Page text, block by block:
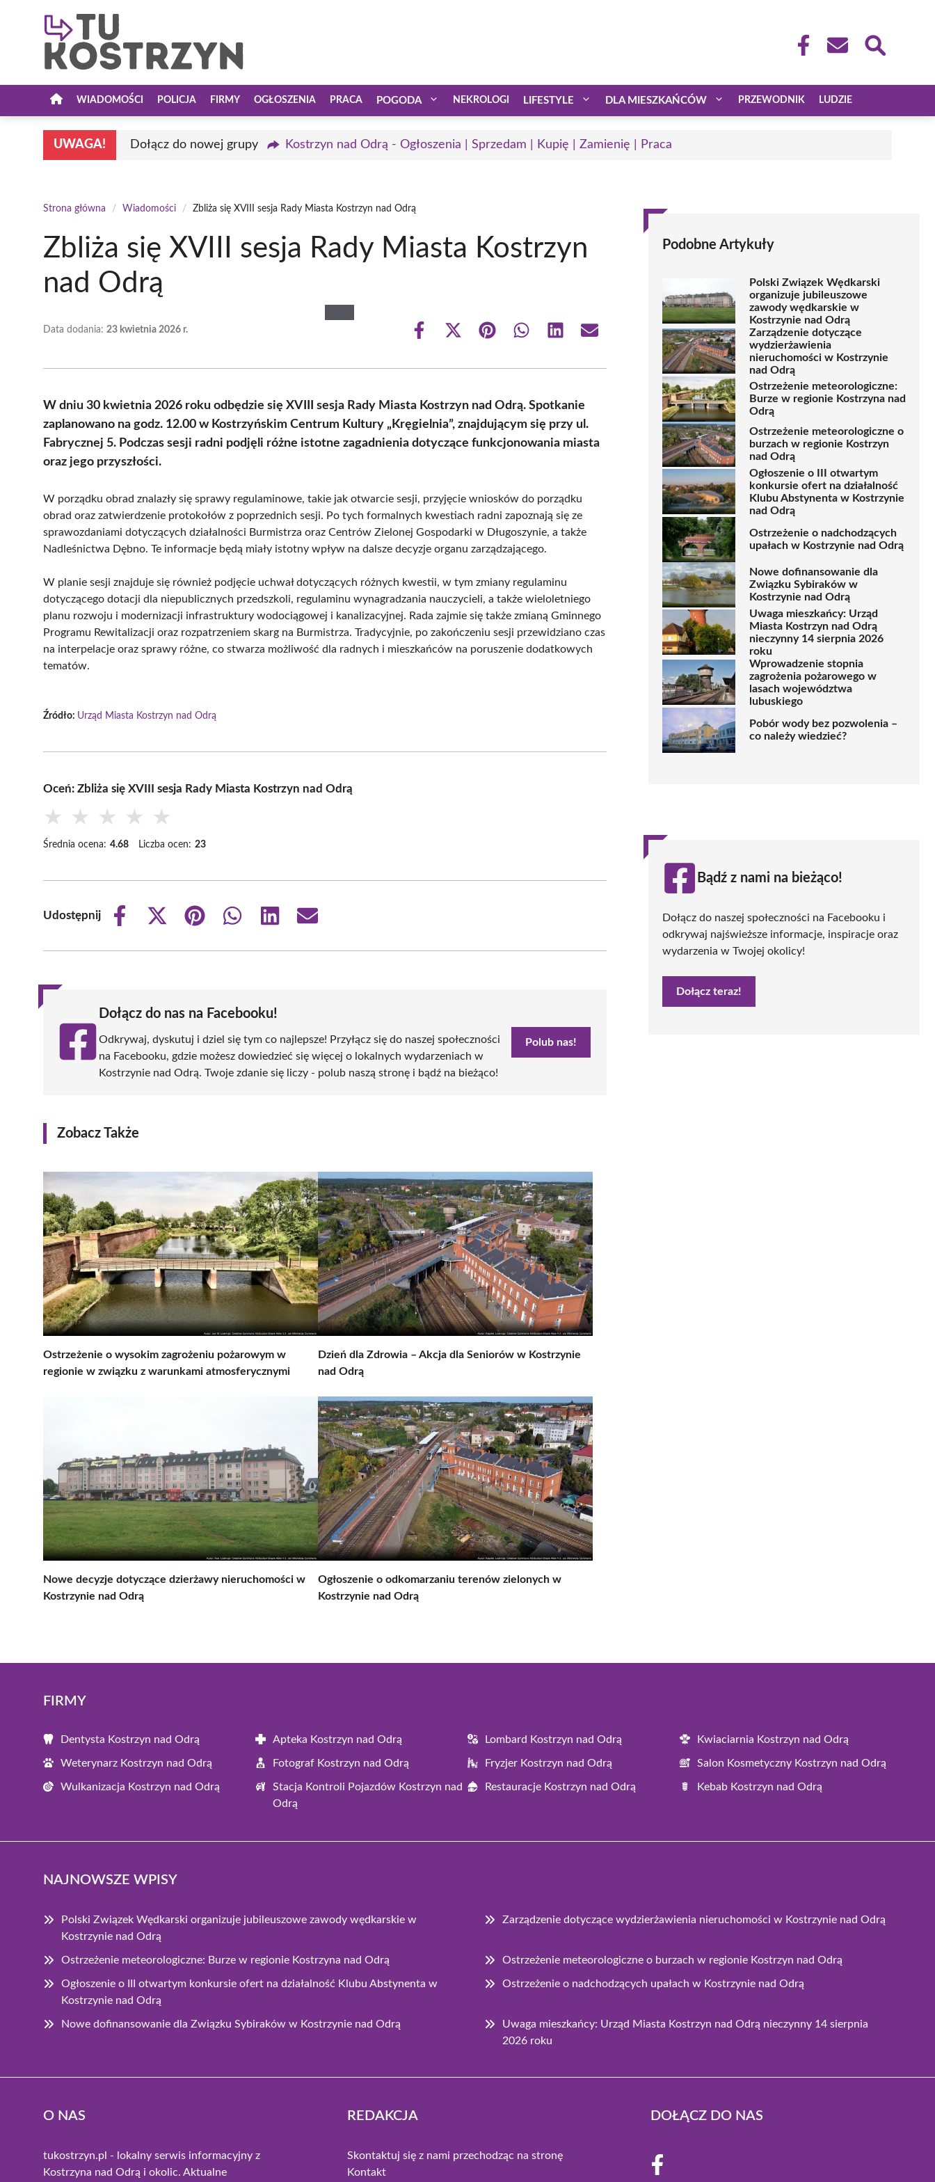
WIADOMOŚCI POLICJA FIRMY OGŁOSZENIA PRACA POGODA NEKROLOGI LIFESTYLE DLA MIESZKAŃCÓW PRZEWODNIK LUDZIE
UWAGA! Dołącz do nowej grupy Kostrzyn nad Odrą - Ogłoszenia | Sprzedam | Kupię | Zamienię | Praca
Strona główna / Wiadomości / Zbliża się XVIII sesja Rady Miasta Kostrzyn nad Odrą
Zbliża się XVIII sesja Rady Miasta Kostrzyn
nad Odrą
Data dodania: 23 kwietnia 2026 r.
Share
Share
(Twitter)
Share Share Share Share
W dniu 30 kwietnia 2026 roku odbędzie się XVIII sesja Rady Miasta Kostrzyn nad Odrą. Spotkanie
zaplanowano na godz. 12.00 w Kostrzyńskim Centrum Kultury „Kręgielnia”, znajdującym się przy ul.
Fabrycznej 5. Podczas sesji radni podjęli różne istotne zagadnienia dotyczące funkcjonowania miasta
oraz jego przyszłości.
W porządku obrad znalazły się sprawy regulaminowe, takie jak otwarcie sesji, przyjęcie wniosków do porządku
obrad oraz zatwierdzenie protokołów z poprzednich sesji. Po tych formalnych kwestiach radni zapoznają się ze
sprawozdaniami dotyczących działalności Burmistrza oraz Centrów Zielonej Gospodarki w Długoszynie, a także
Nadleśnictwa Dębno. Te informacje będą miały istotny wpływ na dalsze decyzje organu zarządzającego.
W planie sesji znajduje się również podjęcie uchwał dotyczących różnych kwestii, w tym zmiany regulaminu
dotyczącego dotacji dla niepublicznych przedszkoli, regulaminu wynagradzania nauczycieli, a także wieloletniego
planu rozwoju i modernizacji infrastruktury wodociągowej i kanalizacyjnej. Rada zajmie się także zmianą Gminnego
Programu Rewitalizacji oraz rozpatrzeniem skarg na Burmistrza. Tradycyjnie, po zakończeniu sesji przewidziano czas
na interpelacje oraz sprawy różne, co stwarza możliwość dla radnych i mieszkańców na poruszenie dodatkowych
tematów.
Źródło: Urząd Miasta Kostrzyn nad Odrą
Oceń: Zbliża się XVIII sesja Rady Miasta Kostrzyn nad Odrą
★ ★ ★ ★ ★
Średnia ocena: 4.68 Liczba ocen: 23
Udostępnij
Share
Share
(Twitter)
Share
Share
Share
Share
Dołącz do nas na Facebooku!
Odkrywaj, dyskutuj i dziel się tym co najlepsze! Przyłącz się do naszej społeczności
na Facebooku, gdzie możesz dowiedzieć się więcej o lokalnych wydarzeniach w
Kostrzynie nad Odrą. Twoje zdanie się liczy - polub naszą stronę i bądź na bieżąco!
Polub nas!
Zobacz Także
Ostrzeżenie o wysokim zagrożeniu pożarowym w
regionie w związku z warunkami atmosferycznymi
Dzień dla Zdrowia – Akcja dla Seniorów w Kostrzynie
nad Odrą
Nowe decyzje dotyczące dzierżawy nieruchomości w
Kostrzynie nad Odrą
Ogłoszenie o odkomarzaniu terenów zielonych w
Kostrzynie nad Odrą
Podobne Artykuły
Polski Związek Wędkarski
organizuje jubileuszowe
zawody wędkarskie w
Kostrzynie nad Odrą
Zarządzenie dotyczące
wydzierżawienia
nieruchomości w Kostrzynie
nad Odrą
Ostrzeżenie meteorologiczne:
Burze w regionie Kostrzyna nad
Odrą
Ostrzeżenie meteorologiczne o
burzach w regionie Kostrzyn
nad Odrą
Ogłoszenie o III otwartym
konkursie ofert na działalność
Klubu Abstynenta w Kostrzynie
nad Odrą
Ostrzeżenie o nadchodzących
upałach w Kostrzynie nad Odrą
Nowe dofinansowanie dla
Związku Sybiraków w
Kostrzynie nad Odrą
Uwaga mieszkańcy: Urząd
Miasta Kostrzyn nad Odrą
nieczynny 14 sierpnia 2026
roku
Wprowadzenie stopnia
zagrożenia pożarowego w
lasach województwa
lubuskiego
Pobór wody bez pozwolenia –
co należy wiedzieć?
Bądź z nami na bieżąco!
Dołącz do naszej społeczności na Facebooku i
odkrywaj najświeższe informacje, inspiracje oraz
wydarzenia w Twojej okolicy!
Dołącz teraz!
FIRMY
Dentysta Kostrzyn nad Odrą Apteka Kostrzyn nad Odrą Lombard Kostrzyn nad Odrą Kwiaciarnia Kostrzyn nad Odrą
Weterynarz Kostrzyn nad Odrą Fotograf Kostrzyn nad Odrą Fryzjer Kostrzyn nad Odrą Salon Kosmetyczny Kostrzyn nad Odrą
Wulkanizacja Kostrzyn nad Odrą
Stacja Kontroli Pojazdów Kostrzyn nad
Odrą
Restauracje Kostrzyn nad Odrą Kebab Kostrzyn nad Odrą
NAJNOWSZE WPISY
Polski Związek Wędkarski organizuje jubileuszowe zawody wędkarskie w
Kostrzynie nad Odrą
Zarządzenie dotyczące wydzierżawienia nieruchomości w Kostrzynie nad Odrą
Ostrzeżenie meteorologiczne: Burze w regionie Kostrzyna nad Odrą Ostrzeżenie meteorologiczne o burzach w regionie Kostrzyn nad Odrą
Ogłoszenie o III otwartym konkursie ofert na działalność Klubu Abstynenta w
Kostrzynie nad Odrą
Ostrzeżenie o nadchodzących upałach w Kostrzynie nad Odrą
Nowe dofinansowanie dla Związku Sybiraków w Kostrzynie nad Odrą
Uwaga mieszkańcy: Urząd Miasta Kostrzyn nad Odrą nieczynny 14 sierpnia
2026 roku
O NAS
tukostrzyn.pl - lokalny serwis informacyjny z
Kostrzyna nad Odrą i okolic. Aktualne
REDAKCJA
Skontaktuj się z nami przechodząc na stronę
Kontakt
DOŁĄCZ DO NAS